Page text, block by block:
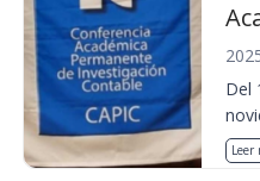
Del
Leer